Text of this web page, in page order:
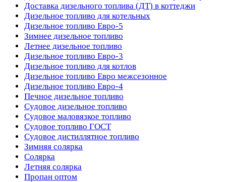
Доставка дизельного топлива (ДТ) в коттеджи
Дизельное топливо для котельных
Дизельное топливо Евро-5
Зимнее дизельное топливо
Летнее дизельное топливо
Дизельное топливо Евро-3
Дизельное топливо для котлов
Дизельное топливо Евро межсезонное
Дизельное топливо Евро-4
Печное дизельное топливо
Судовое дизельное топливо
Судовое маловязкое топливо
Судовое топливо ГОСТ
Судовое дистиллятное топливо
Зимняя солярка
Солярка
Летняя солярка
Пропан оптом